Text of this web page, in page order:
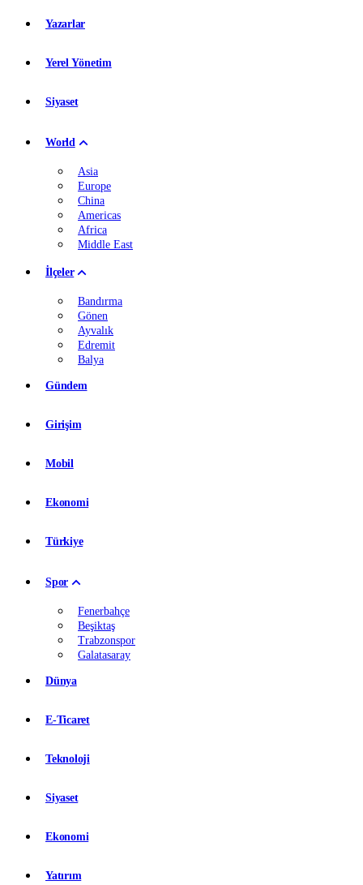
Yazarlar
Yerel Yönetim
Siyaset
World
Asia
Europe
China
Americas
Africa
Middle East
İlçeler
Bandırma
Gönen
Ayvalık
Edremit
Balya
Gündem
Girişim
Mobil
Ekonomi
Türkiye
Spor
Fenerbahçe
Beşiktaş
Trabzonspor
Galatasaray
Dünya
E-Ticaret
Teknoloji
Siyaset
Ekonomi
Yatırım